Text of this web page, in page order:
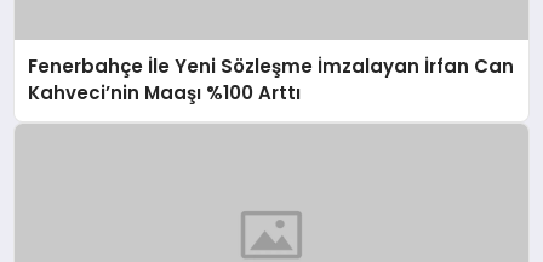
Fenerbahçe İle Yeni Sözleşme İmzalayan İrfan Can
Kahveci’nin Maaşı %100 Arttı